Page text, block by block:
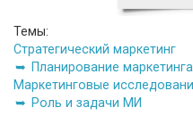
Темы:
Стратегический маркетинг
Планирование маркетинга
Маркетинговые
Роль и задачи МИ